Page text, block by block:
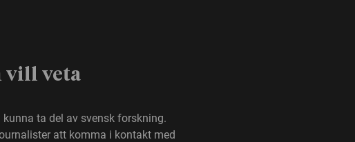
vill veta
ta del av svensk forskning.
att komma i kontakt med